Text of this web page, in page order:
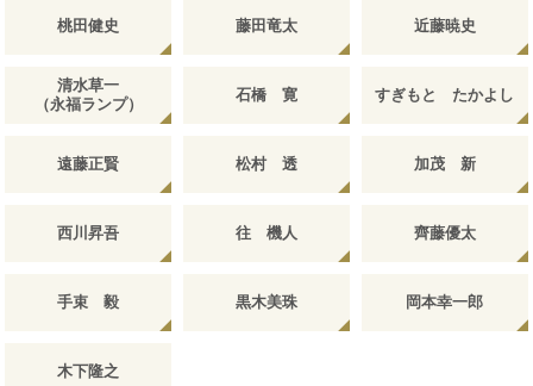
桃田健史 藤田竜太 近藤暁史
清水草一
（永福ランプ）
石橋 寛 すぎもと たかよし
遠藤正賢 松村 透 加茂 新
西川昇吾 往 機人 齊藤優太
手束 毅 黒木美珠 岡本幸一郎
木下隆之